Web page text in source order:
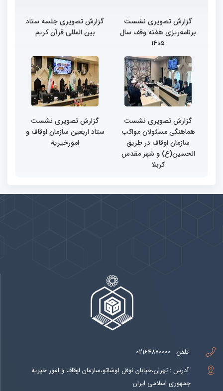
گزارش تصویری نشست
برنامه‌ریزی هفته وقف سال
۱۴۰۵
گزارش تصویری جلسه ستاد
بین المللی قرآن کریم
گزارش تصویری نشست
هماهنگی مسئولان مواکب
سازمان اوقاف در طریق
الحسین(ع) و شهر مقدس
کربلا
گزارش تصویری نشست
ستاد اربعین سازمان اوقاف و
امورخیریه
تلفن: 02164870000
آدرس : تهران،خیابان نوفل لوشاتو،سازمان اوقاف و امور خیریه
جمهوری اسلامی ایران